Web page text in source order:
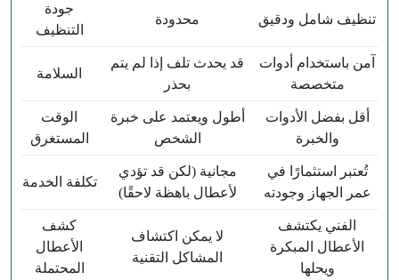
جودة
التنظيف
محدودة تنظيف شامل ودقيق
السلامة
قد يحدث تلف إذا لم يتم
بحذر
آمن باستخدام أدوات
متخصصة
الوقت
المستغرق
أطول ويعتمد على خبرة
الشخص
أقل بفضل الأدوات
والخبرة
تكلفة الخدمة
مجانية (لكن قد تؤدي
لأعطال باهظة لاحقًا)
تُعتبر استثمارًا في
عمر الجهاز وجودته
كشف
الأعطال
المحتملة
لا يمكن اكتشاف
المشاكل التقنية
الفني يكتشف
الأعطال المبكرة
ويحلها